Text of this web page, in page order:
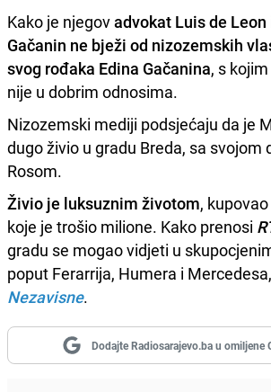
Kako je njegovadvokat Luis de Leon
Gačanin ne bježi od nizozemskih
svog rođaka Edina Gačanina, s
nije u dobrim odnosima.
Nizozemski mediji podsjećaju da je
dugo živio u gradu Breda, sa svojom
Rosom.
Živio je luksuznim životom,
koje je trošio milione. Kako prenosi
gradu se mogao vidjeti u
poput Ferarrija, Humera i
Nezavisne.
Dodajte Radiosarajevo.ba u omiljene